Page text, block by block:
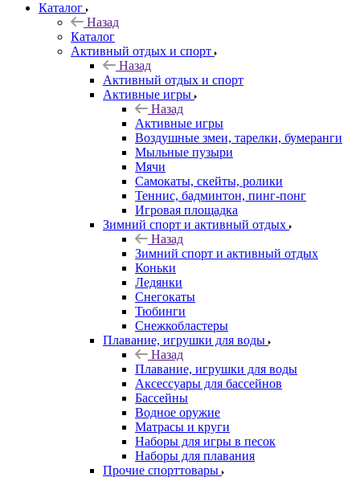
Каталог
Назад
Каталог
Активный отдых и спорт
Назад
Активный отдых и спорт
Активные игры
Назад
Активные игры
Воздушные змеи, тарелки, бумеранги
Мыльные пузыри
Мячи
Самокаты, скейты, ролики
Теннис, бадминтон, пинг-понг
Игровая площадка
Зимний спорт и активный отдых
Назад
Зимний спорт и активный отдых
Коньки
Ледянки
Снегокаты
Тюбинги
Снежкобластеры
Плавание, игрушки для воды
Назад
Плавание, игрушки для воды
Аксессуары для бассейнов
Бассейны
Водное оружие
Матрасы и круги
Наборы для игры в песок
Наборы для плавания
Прочие спорттовары